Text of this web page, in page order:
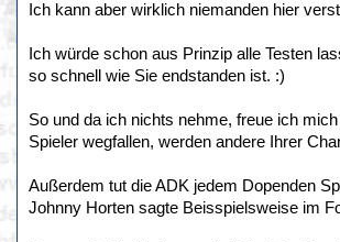
Ich kann aber wirklich niemanden hier
Ich würde schon aus Prinzip alle Testen
so schnell wie Sie endstanden ist. :)
So und da ich nichts nehme, freue ich
Spieler wegfallen, werden andere Ihrer
Außerdem tut die ADK jedem Dopenden
Johnny Horten sagte Beisspielsweise im